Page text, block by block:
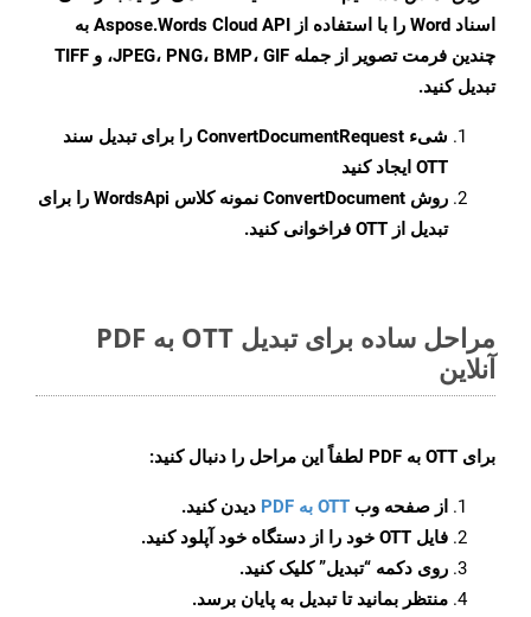
اسناد Word را با استفاده از Aspose.Words Cloud API به
چندین فرمت تصویر از جمله JPEG، PNG، BMP، GIF، و TIFF
تبدیل کنید.
شیء ConvertDocumentRequest را برای تبدیل سند
OTT ایجاد کنید
روش ConvertDocument
نمونه کلاس WordsApi را برای
تبدیل از OTT فراخوانی کنید.
مراحل ساده برای تبدیل OTT به PDF
آنلاین
برای OTT به PDF لطفاً این مراحل را دنبال کنید:
از صفحه وب OTT به PDF
دیدن کنید.
فایل OTT خود را از دستگاه خود آپلود کنید.
روی دکمه “تبدیل”کلیک کنید.
منتظر بمانید تا تبدیل به پایان برسد.